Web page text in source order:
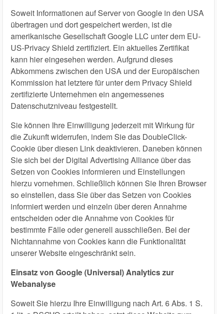
Soweit Informationen auf Server von Google in den USA
übertragen und dort gespeichert werden, ist die
amerikanische Gesellschaft Google LLC unter dem EU-
US-Privacy Shield zertifiziert. Ein aktuelles Zertifikat
kann hier eingesehen werden. Aufgrund dieses
Abkommens zwischen den USA und der Europäischen
Kommission hat letztere für unter dem Privacy Shield
zertifizierte Unternehmen ein angemessenes
Datenschutzniveau festgestellt.
Sie können Ihre Einwilligung jederzeit mit Wirkung für
die Zukunft widerrufen, indem Sie das DoubleClick-
Cookie über diesen Link deaktivieren. Daneben können
Sie sich bei der Digital Advertising Alliance über das
Setzen von Cookies informieren und Einstellungen
hierzu vornehmen. Schließlich können Sie Ihren Browser
so einstellen, dass Sie über das Setzen von Cookies
informiert werden und einzeln über deren Annahme
entscheiden oder die Annahme von Cookies für
bestimmte Fälle oder generell ausschließen. Bei der
Nichtannahme von Cookies kann die Funktionalität
unserer Website eingeschränkt sein.
Einsatz von Google (Universal) Analytics zur
Webanalyse
Soweit Sie hierzu Ihre Einwilligung nach Art. 6 Abs. 1 S.